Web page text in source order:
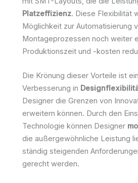
Platzeffizienz. Diese Flexibilität
Möglichkeit zur Automatisierung
Montageprozessen noch weiter
Produktionszeit und -kosten
Die Krönung dieser Vorteile ist
Verbesserung in
Designer die Grenzen von
erweitern können. Durch den
Technologie können Designer
die außergewöhnliche Leistung
ständig steigenden
gerecht werden.